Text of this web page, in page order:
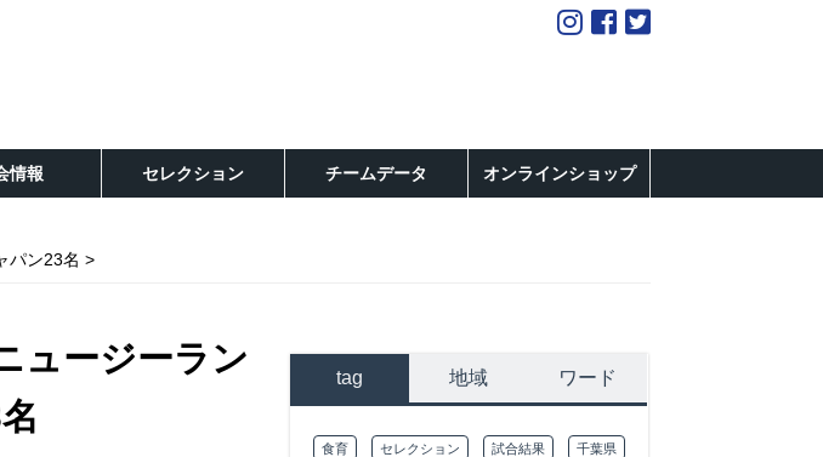
情報 セレクション チームデータ オンラインショップ
パン23名
ュージーラン
tag 地域 ワード
食育 セレクション 試合結果 千葉県